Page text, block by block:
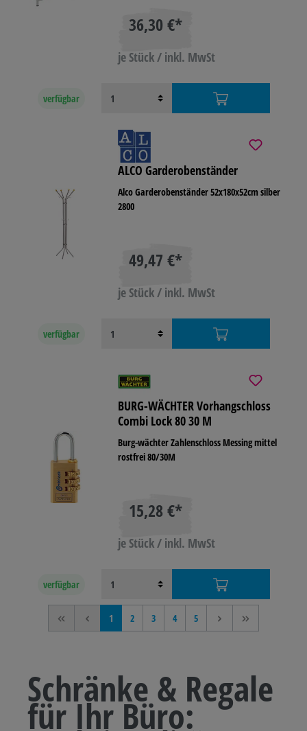
36,30 €*
je Stück / inkl. MwSt
verfügbar
ALCO Garderobenständer
Alco Garderobenständer 52x180x52cm silber
2800
49,47 €*
je Stück / inkl. MwSt
verfügbar
BURG-WÄCHTER Vorhangschloss
Combi Lock 80 30 M
Burg-wächter Zahlenschloss Messing mittel
rostfrei 80/30M
15,28 €*
je Stück / inkl. MwSt
verfügbar
<< < 1 2 3 4 5 > >>
Schränke & Regale
für Ihr Büro: